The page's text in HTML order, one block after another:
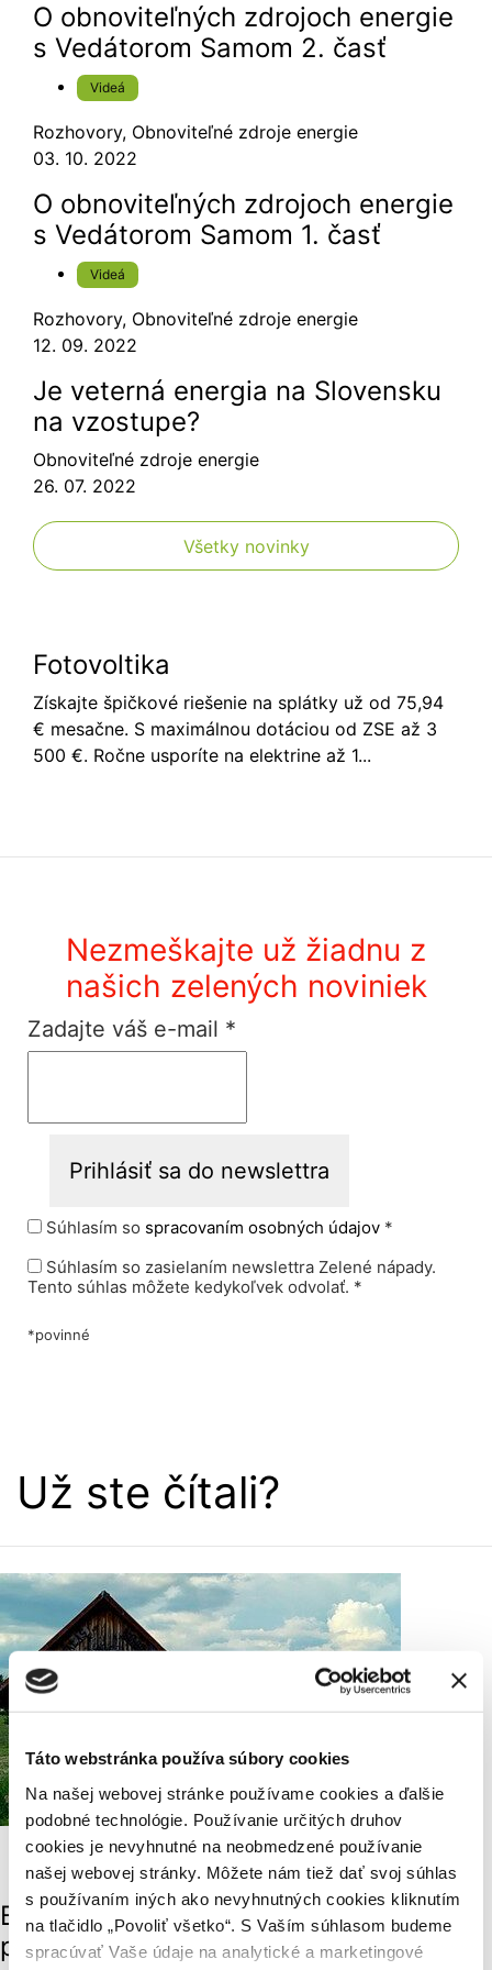
Táto webstránka používa súbory cookies
Na našej webovej stránke používame cookies a ďalšie
podobné technológie. Používanie určitých druhov
cookies je nevyhnutné na neobmedzené používanie
našej webovej stránky. Môžete nám tiež dať svoj súhlas
s používaním iných ako nevyhnutných cookies kliknutím
na tlačidlo „Povoliť všetko“. S Vaším súhlasom budeme
spracúvať Vaše údaje na analytické a marketingové
O obnoviteľných zdrojoch energie
s Vedátorom Samom 2. časť
Videá
Rozhovory, Obnoviteľné zdroje energie
03. 10. 2022
O obnoviteľných zdrojoch energie
s Vedátorom Samom 1. časť
Videá
Rozhovory, Obnoviteľné zdroje energie
12. 09. 2022
Je veterná energia na Slovensku
na vzostupe?
Obnoviteľné zdroje energie
26. 07. 2022
Všetky novinky
Fotovoltika
Získajte špičkové riešenie na splátky už od 75,94
€ mesačne. S maximálnou dotáciou od ZSE až 3
500 €. Ročne usporíte na elektrine až 1...
Nezmeškajte už žiadnu z
našich zelených noviniek
Zadajte váš e-mail *
Súhlasím so spracovaním osobných údajov *
Súhlasím so zasielaním newslettra Zelené nápady.
Tento súhlas môžete kedykoľvek odvolať. *
*povinné
Už ste čítali?
Udržateľné cestovanie
Užitočné rady
Barborská cesta skrýva banské
poklady